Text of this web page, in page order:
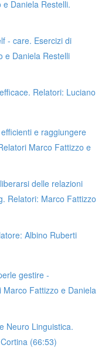
Daniela Restelli.
- care. Esercizi di
e Daniela Restelli
Relatori: Luciano
e raggiungere
Marco Fattizzo e
delle relazioni
Relatori: Marco Fattizzo
Albino Ruberti
gestire -
Marco Fattizzo e Daniela
Neuro Linguistica.
(66:53)